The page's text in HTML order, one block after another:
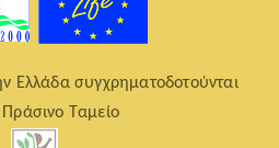
Ελλάδα συγχρηματοδοτούνται
Ταμείο